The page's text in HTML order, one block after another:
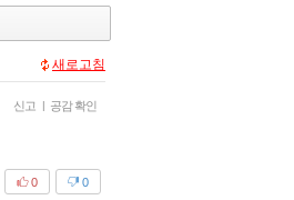
새로고침
신고 | 공감 확인
0
0